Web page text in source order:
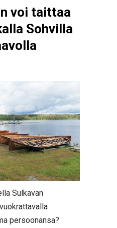
voi taittaa
Sohvilla
Sulkavan
persoonansa?